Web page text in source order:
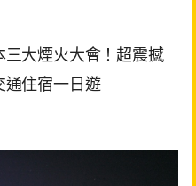
三大煙火大會！超震撼
通住宿一日遊